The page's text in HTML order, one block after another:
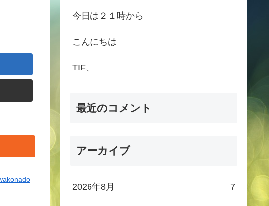
今日は２１時から
こんにちは
TIF、
最近のコメント
アーカイブ
2026年8月 7